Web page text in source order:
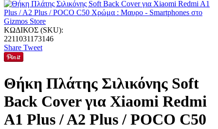
ΚΩΔΙΚΟΣ (SKU):
2211031173146
Share Tweet
Θήκη Πλάτης Σιλικόνης Soft
Back Cover για Xiaomi Redmi
A1 Plus / A2 Plus / POCO C50